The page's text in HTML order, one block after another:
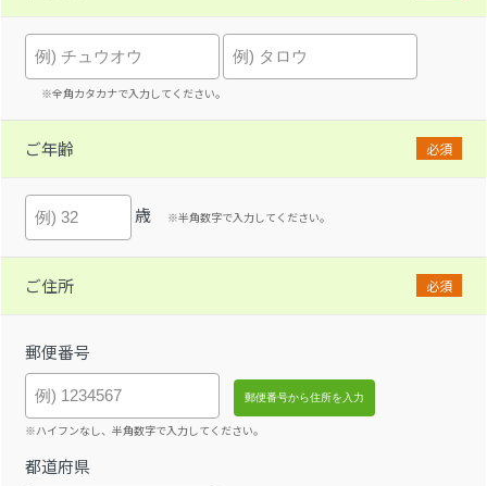
※全角カタカナで入力してください。
ご年齢 必須
歳 ※半角数字で入力してください。
ご住所 必須
郵便番号
※ハイフンなし、半角数字で入力してください。
都道府県